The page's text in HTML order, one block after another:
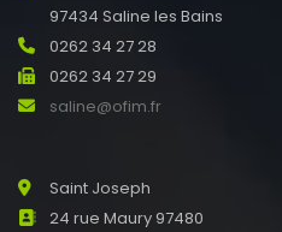
97434 Saline les Bains
0262 34 27 28
0262 34 27 29
saline@ofim.fr
Saint Joseph
24 rue Maury 97480